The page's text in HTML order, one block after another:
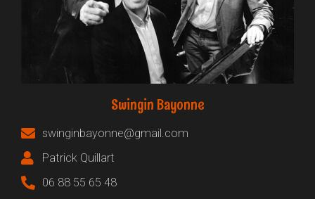
Swingin Bayonne
swinginbayonne@gmail.com
Patrick Quillart
06 88 55 65 48